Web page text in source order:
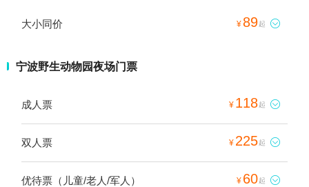
大小同价 ¥ 89起 
宁波野生动物园夜场门票
成人票 ¥ 118起 
双人票 ¥ 225起 
优待票（儿童/老人/军人） ¥ 60起 